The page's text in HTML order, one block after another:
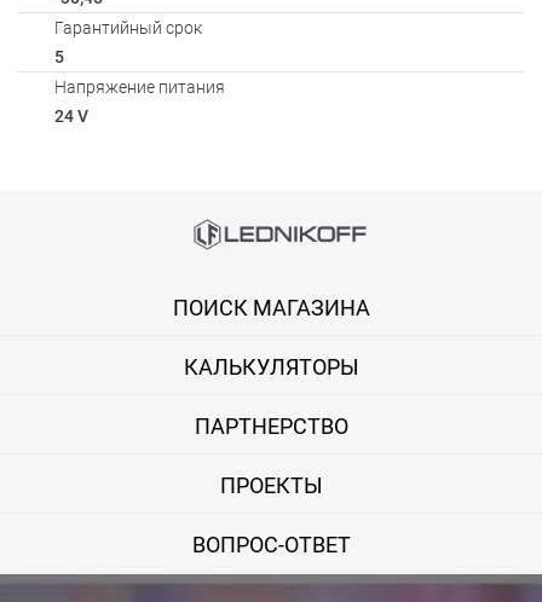
Гарантийный срок
5
Напряжение питания
24 V
Вы можете оплатить покупку на сайте банковской картой
Оплата при получении
Вы можете оплатить заказ непосредственно при получении
Вы можете оплатить заказ по выставленному счету в любом
ПОИСК МАГАЗИНА
КАЛЬКУЛЯТОРЫ
ПАРТНЕРСТВО
ПРОЕКТЫ
ВОПРОС-ОТВЕТ